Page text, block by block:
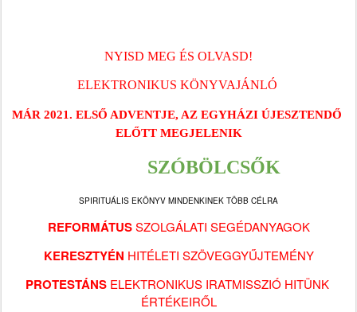
NYISD MEG ÉS OLVASD!
ELEKTRONIKUS KÖNYVAJÁNLÓ
MÁR 2021. ELSŐ ADVENTJE, AZ EGYHÁZI ÚJESZTENDŐ
ELŐTT MEGJELENIK
SZÓBÖLCSŐK
SPIRITUÁLIS EKÖNYV MINDENKINEK TÖBB CÉLRA
REFORMÁTUS SZOLGÁLATI SEGÉDANYAGOK
KERESZTYÉN HITÉLETI SZÖVEGGYŰJTEMÉNY
PROTESTÁNS ELEKTRONIKUS IRATMISSZIÓ HITÜNK
ÉRTÉKEIRŐL